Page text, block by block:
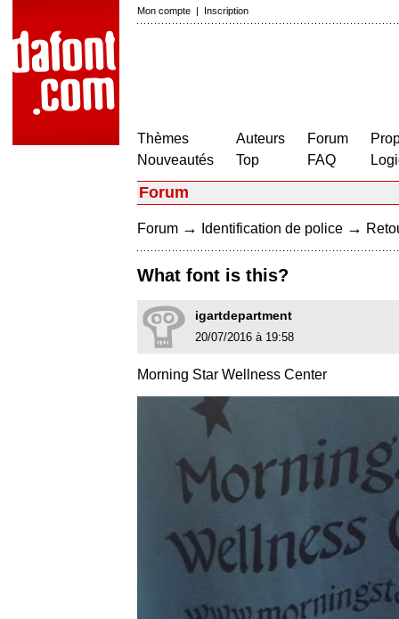
Mon compte | Inscription
Thèmes
Nouveautés
Auteurs
Top
Forum
FAQ
Forum
Forum → Identification de police →
What font is this?
igartdepartment
20/07/2016 à 19:58
Morning Star Wellness Center